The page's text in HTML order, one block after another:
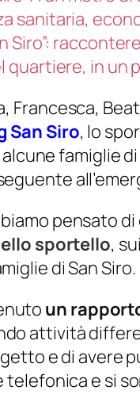
sanitaria,
Siro”:
in un
Francesca,
San Siro, lo
famiglie
pensato
sportello,
di San Siro.
un
attività
e di avere
e si